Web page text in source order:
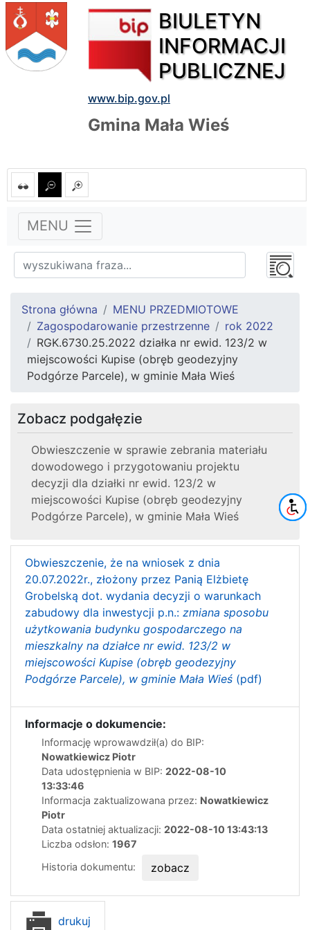
BIULETYN
INFORMACJI
PUBLICZNEJ
www.bip.gov.pl
Gmina Mała Wieś
MENU
Strona główna
MENU PRZEDMIOTOWE
Zagospodarowanie przestrzenne
rok 2022
RGK.6730.25.2022 działka nr ewid. 123/2 w
miejscowości Kupise (obręb geodezyjny
Podgórze Parcele), w gminie Mała Wieś
Zobacz podgałęzie
Obwieszczenie w sprawie zebrania materiału
dowodowego i przygotowaniu projektu
decyzji dla działki nr ewid. 123/2 w
miejscowości Kupise (obręb geodezyjny
Podgórze Parcele), w gminie Mała Wieś
Obwieszczenie, że na wniosek z dnia
20.07.2022r., złożony przez Panią Elżbietę
Grobelską dot. wydania decyzji o warunkach
zabudowy dla inwestycji p.n.: zmiana sposobu
użytkowania budynku gospodarczego na
mieszkalny na działce nr ewid. 123/2 w
miejscowości Kupise (obręb geodezyjny
Podgórze Parcele), w gminie Mała Wieś (pdf)
Informacje o dokumencie:
Informację wprowawdził(a) do BIP:
Nowatkiewicz Piotr
Data udostępnienia w BIP: 2022-08-10
13:33:46
Informacja zaktualizowana przez: Nowatkiewicz
Piotr
Data ostatniej aktualizacji: 2022-08-10 13:43:13
Liczba odsłon: 1967
Historia dokumentu:
zobacz
drukuj